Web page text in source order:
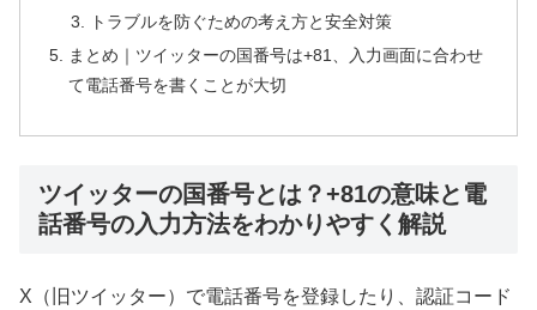
トラブルを防ぐための考え方と安全対策
まとめ｜ツイッターの国番号は+81、入力画面に合わせ
て電話番号を書くことが大切
ツイッターの国番号とは？+81の意味と電
話番号の入力方法をわかりやすく解説
X（旧ツイッター）で電話番号を登録したり、認証コード